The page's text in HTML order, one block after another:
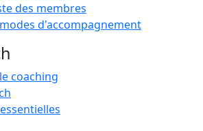
des membres
d'accompagnement
coaching